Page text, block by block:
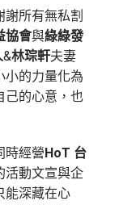
所有無私割
協會與綠綠發
&林琮軒夫妻
小的力量化為
己的心意，也
時經營 HoT 台
活動文宣與企
能深藏在心